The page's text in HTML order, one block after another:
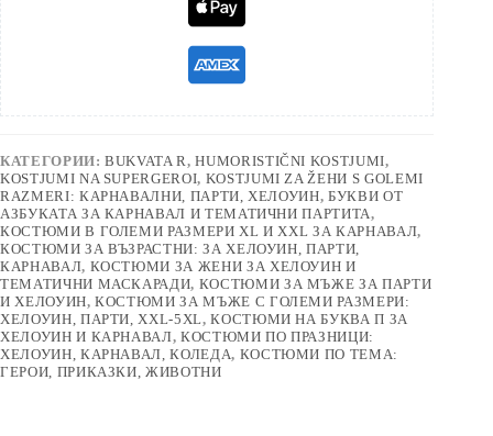
КАТЕГОРИИ:BUKVATA R,HUMORISTIČNI KOSTJUMI,
KOSTJUMI NA SUPERGEROI, KOSTJUMI ZA ŽЕНИ S GOLEMI
RAZMERI: КАРНАВАЛНИ, ПАРТИ, ХЕЛОУИН,БУКВИ ОТ
АЗБУКАТА ЗА КАРНАВАЛ И ТЕМАТИЧНИ ПАРТИТА,
КОСТЮМИ В ГОЛЕМИ РАЗМЕРИ XL И XXL ЗА КАРНАВАЛ,
КОСТЮМИ ЗА ВЪЗРАСТНИ: ЗА ХЕЛОУИН, ПАРТИ,
КАРНАВАЛ, КОСТЮМИ ЗА ЖЕНИ ЗА ХЕЛОУИН И
ТЕМАТИЧНИ МАСКАРАДИ, КОСТЮМИ ЗА МЪЖЕ ЗА ПАРТИ
И ХЕЛОУИН,КОСТЮМИ ЗА МЪЖЕ С ГОЛЕМИ РАЗМЕРИ:
ХЕЛОУИН, ПАРТИ, XXL-5XL,КОСТЮМИ НА БУКВА П ЗА
ХЕЛОУИН И КАРНАВАЛ,КОСТЮМИ ПО ПРАЗНИЦИ:
ХЕЛОУИН, КАРНАВАЛ, КОЛЕДА, КОСТЮМИ ПО ТЕМА:
ГЕРОИ, ПРИКАЗКИ, ЖИВОТНИ